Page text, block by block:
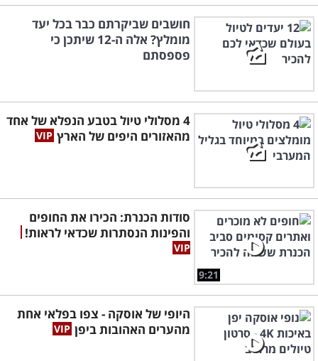
חושבים שביקרתם כבר בכל יעד
מומלץ? אלה ה-12 שיתכן כי
פספסתם
4 מסלולי טיול בטבע הנפלא של אחד
מהאזורים היפים של הארץ
9:21
סודות הכנרת: הכירו את החופים
והפינות הנסתרות שכדאי לראות!
היופי של אוסקה - צפו בפלאי אחת
מהערים האהובות ביפן